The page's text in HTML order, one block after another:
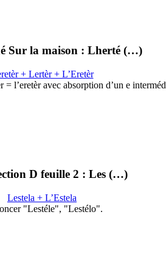
Sur la maison : Lherté (…)
+ Lertèr + L’Eretèr
= l’eretèr avec absorption d’un e
D feuille 2 : Les (…)
Lestela + L’Estela
"Lestéle", "Lestélo".